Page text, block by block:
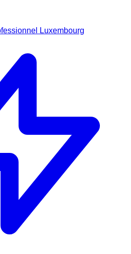
Luxembourg